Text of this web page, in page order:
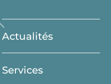
To
Top
Actualités
Services